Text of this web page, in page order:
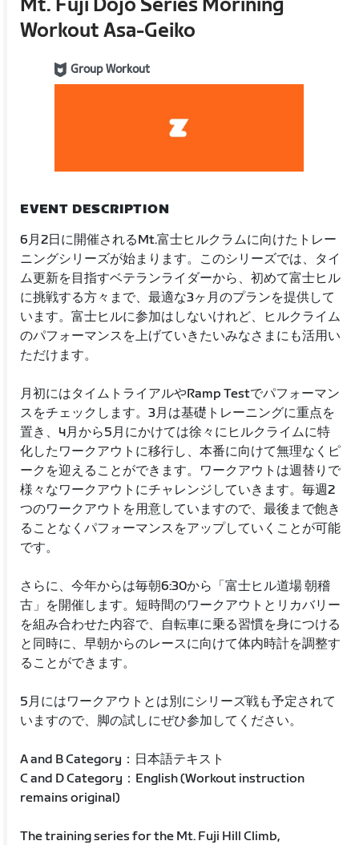
Mt. Fuji Dojo Series Morining
Workout Asa-Geiko
Group Workout
EVENT DESCRIPTION
6月2日に開催されるMt.富士ヒルクラムに向けたトレー
ニングシリーズが始まります。このシリーズでは、タイ
ム更新を目指すベテランライダーから、初めて富士ヒル
に挑戦する方々まで、最適な3ヶ月のプランを提供して
います。富士ヒルに参加はしないけれど、ヒルクライム
のパフォーマンスを上げていきたいみなさまにも活用い
ただけます。
月初にはタイムトライアルやRamp Testでパフォーマン
スをチェックします。3月は基礎トレーニングに重点を
置き、4月から5月にかけては徐々にヒルクライムに特
化したワークアウトに移行し、本番に向けて無理なくピ
ークを迎えることができます。ワークアウトは週替りで
様々なワークアウトにチャレンジしていきます。毎週2
つのワークアウトを用意していますので、最後まで飽き
ることなくパフォーマンスをアップしていくことが可能
です。
さらに、今年からは毎朝6:30から「富士ヒル道場 朝稽
古」を開催します。短時間のワークアウトとリカバリー
を組み合わせた内容で、自転車に乗る習慣を身につける
と同時に、早朝からのレースに向けて体内時計を調整す
ることができます。
5月にはワークアウトとは別にシリーズ戦も予定されて
いますので、脚の試しにぜひ参加してください。
A and B Category：日本語テキスト
C and D Category：English (Workout instruction
remains original)
The training series for the Mt. Fuji Hill Climb,